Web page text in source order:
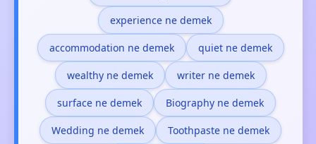
experience ne demek
accommodation ne demek quiet ne demek
wealthy ne demek writer ne demek
surface ne demek Biography ne demek
Wedding ne demek Toothpaste ne demek